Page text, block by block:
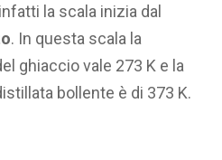
la scala inizia dal
. In questa scala la
ghiaccio vale 273 K e la
bollente è di 373 K.